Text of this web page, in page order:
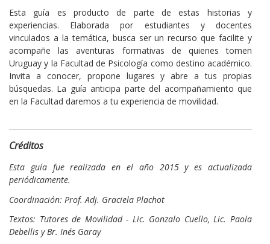
Esta guía es producto de parte de estas historias y
experiencias. Elaborada por estudiantes y docentes
vinculados a la temática, busca ser un recurso que facilite y
acompañe las aventuras formativas de quienes tomen
Uruguay y la Facultad de Psicología como destino académico.
Invita a conocer, propone lugares y abre a tus propias
búsquedas. La guía anticipa parte del acompañamiento que
en la Facultad daremos a tu experiencia de movilidad.
Créditos
Esta guía fue realizada en el año 2015 y es actualizada
periódicamente.
Coordinación: Prof. Adj. Graciela Plachot
Textos: Tutores de Movilidad - Lic. Gonzalo Cuello, Lic. Paola
Debellis y Br. Inés Garay